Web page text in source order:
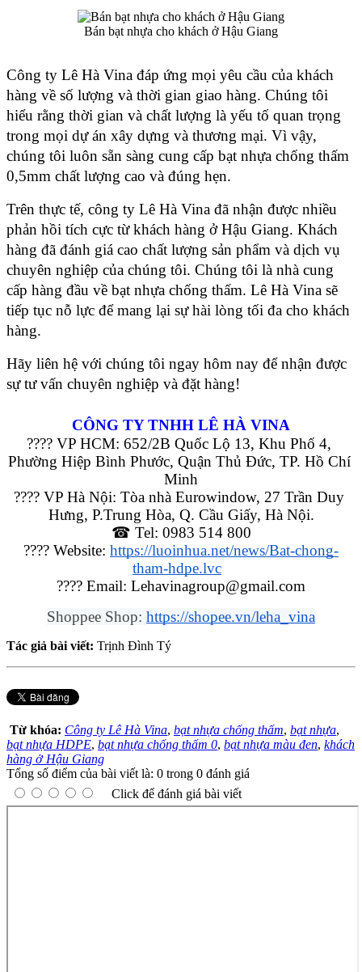
Bán bạt nhựa cho khách ở Hậu Giang
Công ty Lê Hà Vina đáp ứng mọi yêu cầu của khách
hàng về số lượng và thời gian giao hàng. Chúng tôi
hiểu rằng thời gian và chất lượng là yếu tố quan trọng
trong mọi dự án xây dựng và thương mại. Vì vậy,
chúng tôi luôn sẵn sàng cung cấp bạt nhựa chống thấm
0,5mm chất lượng cao và đúng hẹn.
Trên thực tế, công ty Lê Hà Vina đã nhận được nhiều
phản hồi tích cực từ khách hàng ở Hậu Giang. Khách
hàng đã đánh giá cao chất lượng sản phẩm và dịch vụ
chuyên nghiệp của chúng tôi. Chúng tôi là nhà cung
cấp hàng đầu về bạt nhựa chống thấm. Lê Hà Vina sẽ
tiếp tục nỗ lực để mang lại sự hài lòng tối đa cho khách
hàng.
Hãy liên hệ với chúng tôi ngay hôm nay để nhận được
sự tư vấn chuyên nghiệp và đặt hàng!
CÔNG TY TNHH LÊ HÀ VINA
???? VP HCM: 652/2B Quốc Lộ 13, Khu Phố 4,
Phường Hiệp Bình Phước, Quận Thủ Đức, TP. Hồ Chí
Minh
???? VP Hà Nội: Tòa nhà Eurowindow, 27 Trần Duy
Hưng, P.Trung Hòa, Q. Cầu Giấy, Hà Nội.
☎ Tel: 0983 514 800
???? Website: https://luoinhua.net/news/Bat-chong-
tham-hdpe.lvc
???? Email: Lehavinagroup@gmail.com
Shoppee Shop: https://shopee.vn/leha_vina
Tác giả bài viết: Trịnh Đình Tý
Từ khóa: Công ty Lê Hà Vina, bạt nhựa chống thấm, bạt nhựa,
bạt nhựa HDPE, bạt nhựa chống thấm 0, bạt nhựa màu đen, khách
hàng ở Hậu Giang
Tổng số điểm của bài viết là: 0 trong 0 đánh giá
Click để đánh giá bài viết